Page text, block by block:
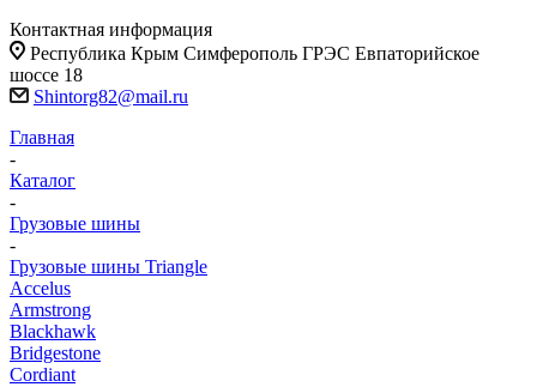
Контактная информация
Республика Крым Симферополь ГРЭС Евпаторийское
шоссе 18
Shintorg82@mail.ru
Главная
-
Каталог
-
Грузовые шины
-
Грузовые шины Triangle
Accelus
Armstrong
Blackhawk
Bridgestone
Cordiant